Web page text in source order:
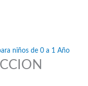
niños de 0 a 1 Año